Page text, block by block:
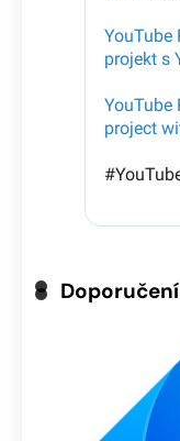
Doporučení